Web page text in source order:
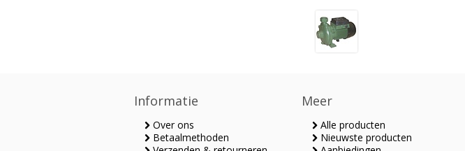
Informatie
Over ons
Betaalmethoden
Meer
Alle producten
Nieuwste producten